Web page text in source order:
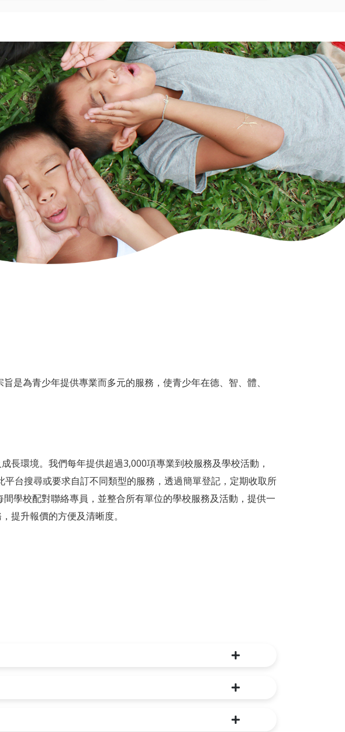
是為青少年提供專業而多元的服務，使青少年在德、智、體、
長環境。我們每年提供超過3,000項專業到校服務及學校活動，
台搜尋或要求自訂不同類型的服務，透過簡單登記，定期收取所
學校配對聯絡專員，並整合所有單位的學校服務及活動，提供一
提升報價的方便及清晰度。